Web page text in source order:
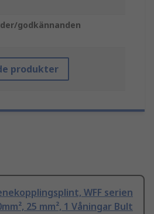
godkännanden
produkter
WFF serien
25 mm², 1 Våningar Bult